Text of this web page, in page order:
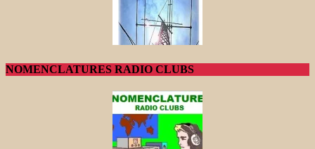
NOMENCLATURES RADIO CLUBS